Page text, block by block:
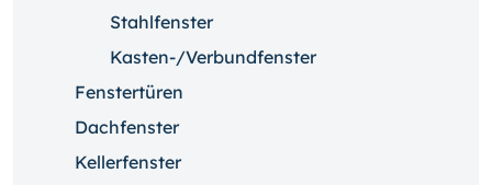
Stahlfenster
Kasten-/Verbundfenster
Fenstertüren
Dachfenster
Kellerfenster